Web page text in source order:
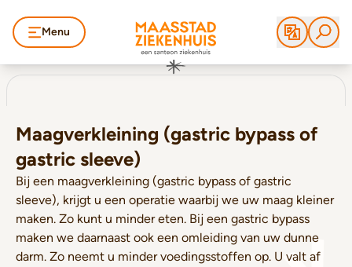
Menu
Maagverkleining (gastric bypass of
gastric sleeve)
Bij een maagverkleining (gastric bypass of gastric
sleeve), krijgt u een operatie waarbij we uw maag kleiner
maken. Zo kunt u minder eten. Bij een gastric bypass
maken we daarnaast ook een omleiding van uw dunne
darm. Zo neemt u minder voedingsstoffen op. U valt af